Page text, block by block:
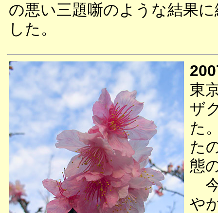
の悪い三題噺のような結果
した。
東
ザ
た
た
態
今
や